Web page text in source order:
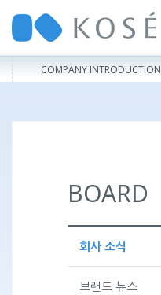
COMPANY INTRODUCTION
BOARD
회사 소식
브랜드 뉴스